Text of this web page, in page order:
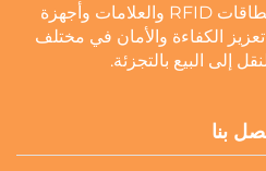
تقدم مجموعة شاملة من بطاقات RFID والعلامات وأجهزة
الكفاءة والأمان في مختلف
إلى البيع بالتجزئة.
بنا